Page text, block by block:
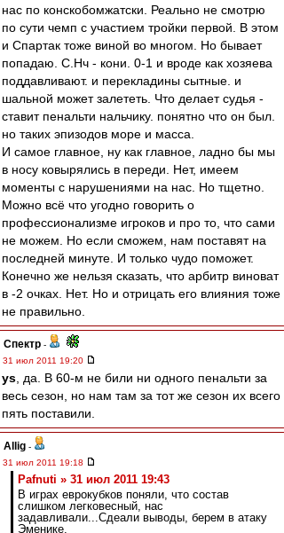
нас по конскобомжатски. Реально не смотрю
по сути чемп с участием тройки первой. В этом
и Спартак тоже виной во многом. Но бывает
попадаю. С.Нч - кони. 0-1 и вроде как хозяева
поддавливают. и перекладины сытные. и
шальной может залететь. Что делает судья -
ставит пенальти нальчику. понятно что он был.
но таких эпизодов море и масса.
И самое главное, ну как главное, ладно бы мы
в носу ковырялись в переди. Нет, имеем
моменты с нарушениями на нас. Но тщетно.
Можно всё что угодно говорить о
профессионализме игроков и про то, что сами
не можем. Но если сможем, нам поставят на
последней минуте. И только чудо поможет.
Конечно же нельзя сказать, что арбитр виноват
в -2 очках. Нет. Но и отрицать его влияния тоже
не правильно.
Спектр -
31 июл 2011 19:20
ys , да. В 60-м не били ни одного пенальти за
весь сезон, но нам там за тот же сезон их всего
пять поставили.
Allig -
31 июл 2011 19:18
Pafnuti » 31 июл 2011 19:43
В играх еврокубков поняли, что состав
слишком легковесный, нас
задавливали...Сдеали выводы, берем в атаку
Эменике.